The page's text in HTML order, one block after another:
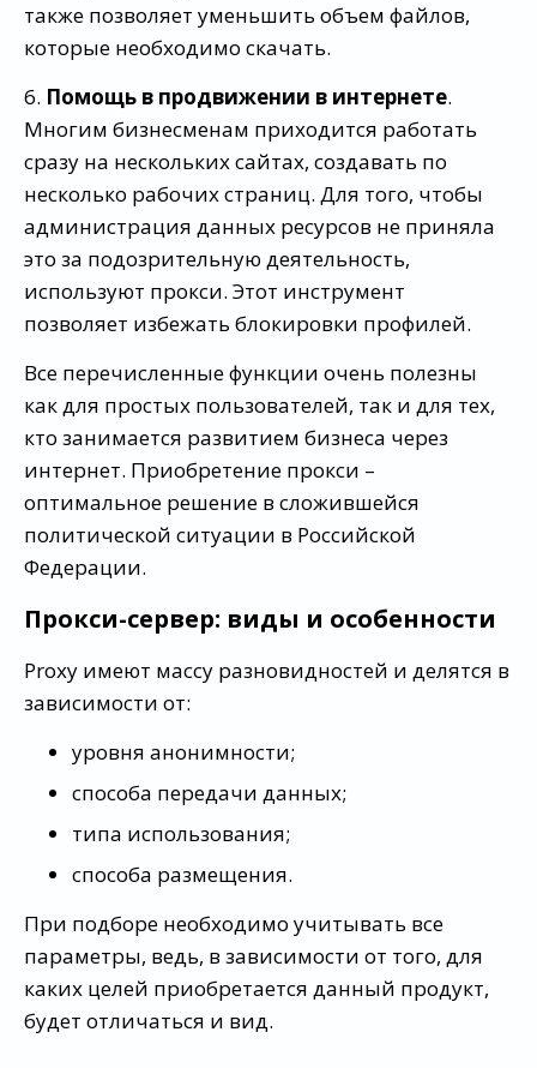
также позволяет уменьшить объем файлов,
которые необходимо скачать.
6. Помощь в продвижении в интернете.
Многим бизнесменам приходится работать
сразу на нескольких сайтах, создавать по
несколько рабочих страниц. Для того, чтобы
администрация данных ресурсов не приняла
это за подозрительную деятельность,
используют прокси. Этот инструмент
позволяет избежать блокировки профилей.
Все перечисленные функции очень полезны
как для простых пользователей, так и для тех,
кто занимается развитием бизнеса через
интернет. Приобретение прокси –
оптимальное решение в сложившейся
политической ситуации в Российской
Федерации.
Прокси-сервер: виды и особенности
Proxy имеют массу разновидностей и делятся в
зависимости от:
уровня анонимности;
способа передачи данных;
типа использования;
способа размещения.
При подборе необходимо учитывать все
параметры, ведь, в зависимости от того, для
каких целей приобретается данный продукт,
будет отличаться и вид.